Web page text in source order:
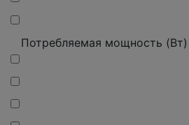
Потребляемая мощность (Вт)